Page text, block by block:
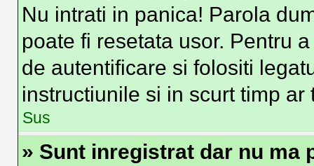
Nu intrati in panica! Parola
poate fi resetata usor. Pentru
de autentificare si folositi
instructiunile si in scurt timp
Sus
» Sunt inregistrat dar nu ma